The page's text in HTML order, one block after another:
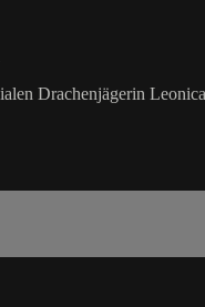
Drachenjägerin